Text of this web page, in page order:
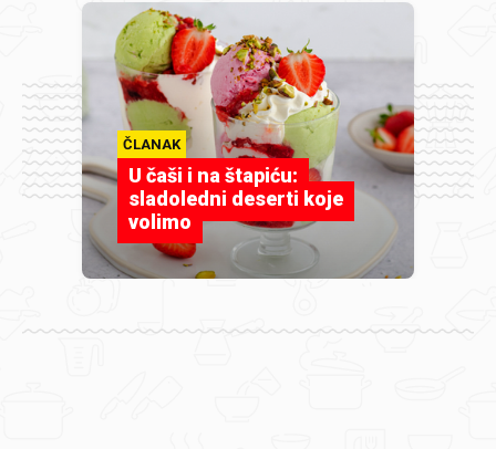
ČLANAK
U čaši i na štapiću:
sladoledni deserti koje
volimo